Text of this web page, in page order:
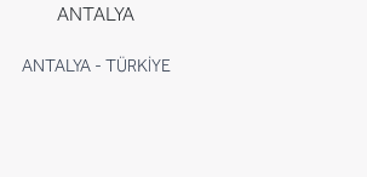
ANTALYA
ANTALYA - TÜRKİYE